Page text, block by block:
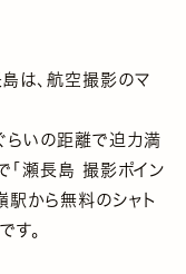
は、航空撮影のマ
らいの距離で迫力満
「瀬長島 撮影ポイン
駅から無料のシャト
す。